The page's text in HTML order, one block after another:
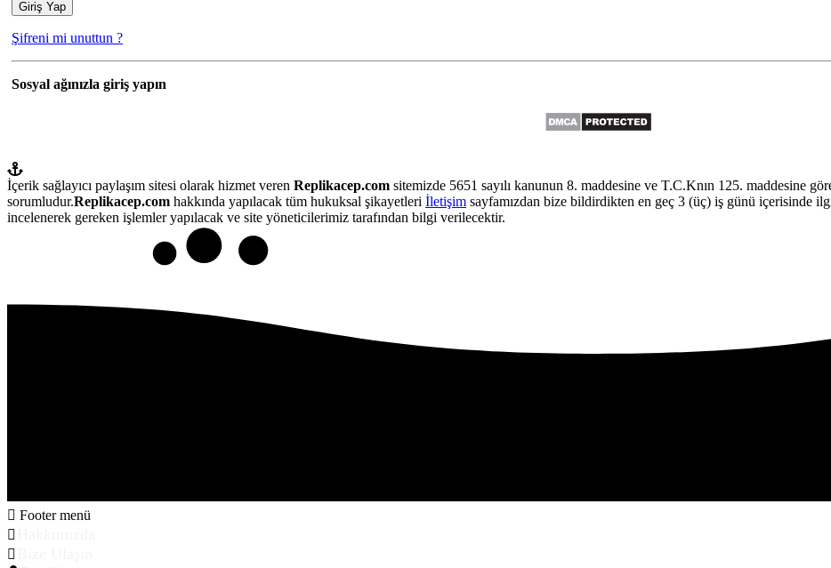
Şifreni mi unuttun ?
Sosyal ağınızla giriş yapın
İçerik sağlayıcı paylaşım sitesi olarak hizmet veren Replikacep.com sitemizde 5651 sayılı kanunun 8. maddesine ve T.C.Knın 125. maddesine
sorumludur.Replikacep.com hakkında yapılacak tüm hukuksal şikayetleri İletişim sayfamızdan bize bildirdikten en geç 3 (üç) iş günü içerisinde
incelenerek gereken işlemler yapılacak ve site yöneticilerimiz tarafından bilgi verilecektir.
Footer menü